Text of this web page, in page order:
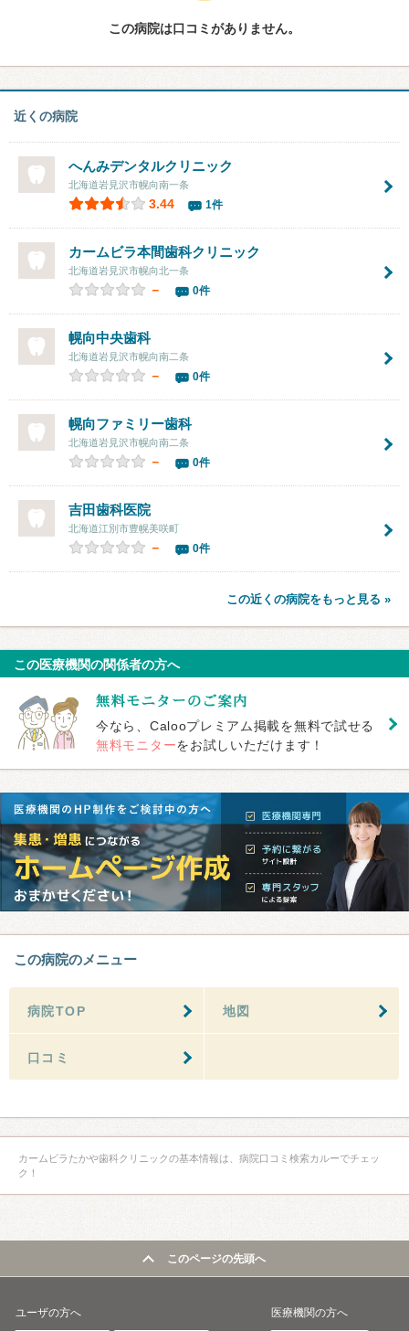
この病院は口コミがありません。
近くの病院
へんみデンタルクリニック
北海道岩見沢市幌向南一条
3.44 1件
カームビラ本間歯科クリニック
北海道岩見沢市幌向北一条
－ 0件
幌向中央歯科
北海道岩見沢市幌向南二条
－ 0件
幌向ファミリー歯科
北海道岩見沢市幌向南二条
－ 0件
吉田歯科医院
北海道江別市豊幌美咲町
－ 0件
この近くの病院をもっと見る »
この医療機関の関係者の方へ
今なら、Calooプレミアム掲載を無料で試せる
無料モニターをお試しいただけます！
この病院のメニュー
病院TOP 地図
口コミ
カームビラたかや歯科クリニックの基本情報は、病院口コミ検索カルーでチェッ
ク！
このページの先頭へ
ユーザの方へ 医療機関の方へ